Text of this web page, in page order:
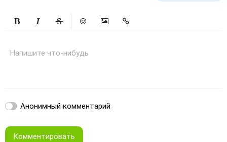
Напишите что-нибудь
Анонимный комментарий
Комментировать